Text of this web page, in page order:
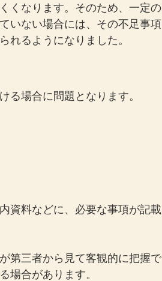
くなります。そのため、一定の
いない場合には、その不足事項
れるようになりました。
る場合に問題となります。
資料などに、必要な事項が記載
第三者から見て客観的に把握で
場合があります。